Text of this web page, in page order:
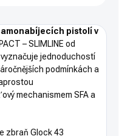
pistolí v
– SLIMLINE od
jednoduchostí
podmínkách a
mechanismem SFA a
zbraň Glock 43